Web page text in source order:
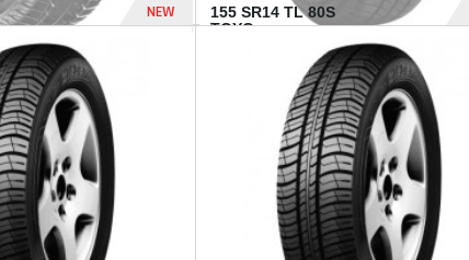
NEW
155 SR14 TL 80S
TOYO...